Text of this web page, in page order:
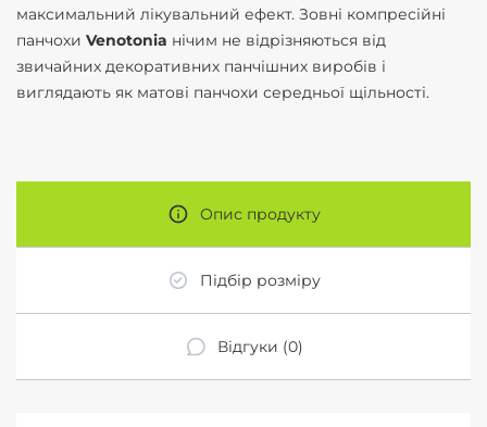
максимальний лікувальний ефект. Зовні компресійні
панчохи Venotonia нічим не відрізняються від
звичайних декоративних панчішних виробів і
виглядають як матові панчохи середньої щільності.
Опис продукту
Підбір розміру
Відгуки (0)